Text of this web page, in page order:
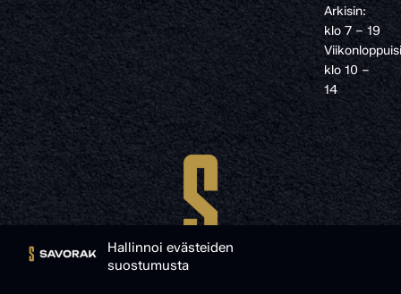
Hallinnoi evästeiden
suostumusta
Arkisin:
klo 7 – 19
klo 10 –
14